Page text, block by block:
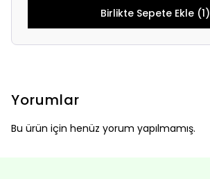
Birlikte Sepete Ekle (1)
Yorumlar
Bu ürün için henüz yorum yapılmamış.